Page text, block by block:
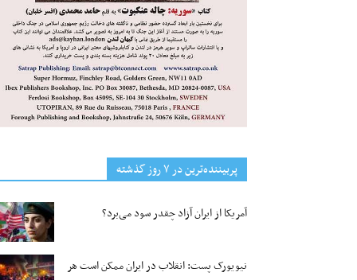
پربیننده‌ترین‌ در ۷ روز گذشته
آمریکا از ایران آزاد چقدر سود می‌برد؟
نیویورک پست: انقلاب در ایران ممکن است هر